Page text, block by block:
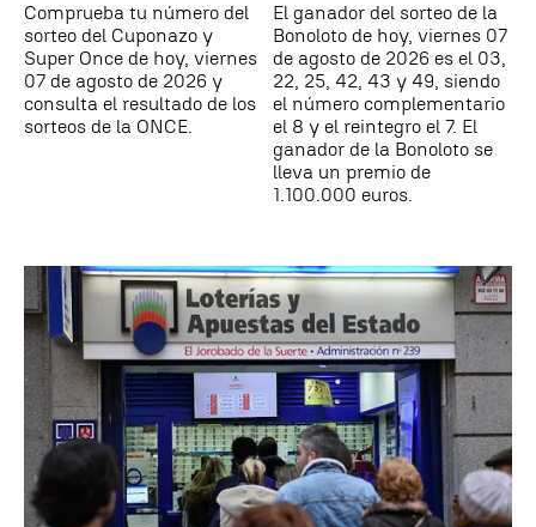
Comprueba tu número del
sorteo del Cuponazo y
Super Once de hoy, viernes
07 de agosto de 2026 y
consulta el resultado de los
sorteos de la ONCE.
El ganador del sorteo de la
Bonoloto de hoy, viernes 07
de agosto de 2026 es el 03,
22, 25, 42, 43 y 49, siendo
el número complementario
el 8 y el reintegro el 7. El
ganador de la Bonoloto se
lleva un premio de
1.100.000 euros.